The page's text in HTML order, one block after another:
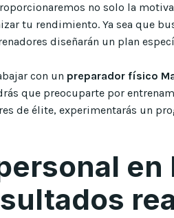
no solo la
tu rendimiento. Ya sea que
diseñarán un plan
con un preparador físico
que preocuparte por
de élite, experimentarás un
en